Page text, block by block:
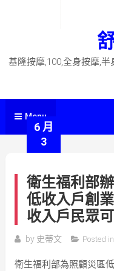
基隆按摩,100,全身按摩,
Menu
6 月
3
衛生福利部
低收入戶創
收入戶民眾
by 史蒂文 Posted in
衛生福利部為照顧災區